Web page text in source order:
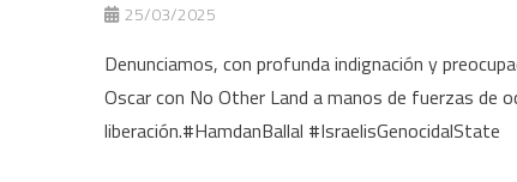
25/03/2025
Denunciamos, con profunda indignación y
Oscar con No Other Land a manos de fuerzas de
liberación.#HamdanBallal #IsraelisGenocidalState